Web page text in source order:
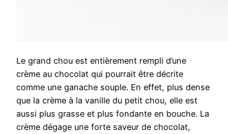
Le grand chou est entièrement rempli d’une
crème au chocolat qui pourrait être décrite
comme une ganache souple. En effet, plus dense
que la crème à la vanille du petit chou, elle est
aussi plus grasse et plus fondante en bouche. La
crème dégage une forte saveur de chocolat,